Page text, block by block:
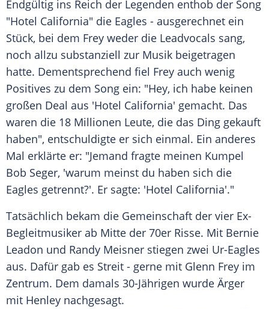
Endgültig ins Reich der Legenden enthob der Song
"Hotel California" die Eagles - ausgerechnet ein
Stück, bei dem Frey weder die Leadvocals sang,
noch allzu substanziell zur Musik beigetragen
hatte. Dementsprechend fiel Frey auch wenig
Positives zu dem Song ein: "Hey, ich habe keinen
großen Deal aus 'Hotel California' gemacht. Das
waren die 18 Millionen Leute, die das Ding gekauft
haben", entschuldigte er sich einmal. Ein anderes
Mal erklärte er: "Jemand fragte meinen Kumpel
Bob Seger, 'warum meinst du haben sich die
Eagles getrennt?'. Er sagte: 'Hotel California'."
Tatsächlich bekam die Gemeinschaft der vier Ex-
Begleitmusiker ab Mitte der 70er Risse. Mit Bernie
Leadon und Randy Meisner stiegen zwei Ur-Eagles
aus. Dafür gab es Streit - gerne mit Glenn Frey im
Zentrum. Dem damals 30-Jährigen wurde Ärger
mit Henley nachgesagt.